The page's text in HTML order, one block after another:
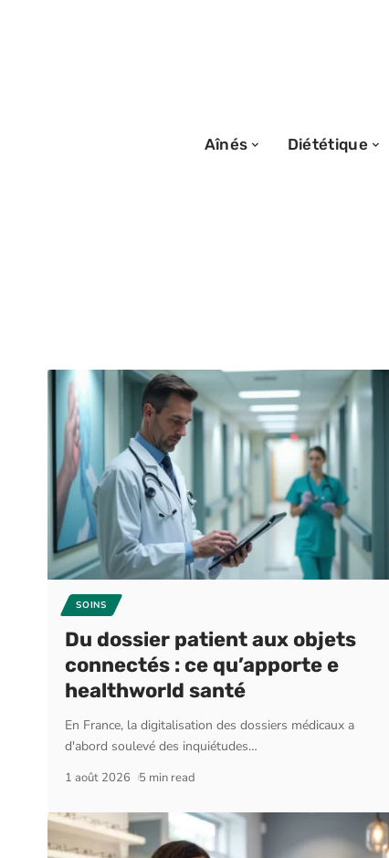
Aînés Diététique
SOINS
Du dossier patient aux objets
connectés : ce qu’apporte e
healthworld santé
En France, la digitalisation des dossiers médicaux a
d'abord soulevé des inquiétudes…
1 août 2026 5 min read